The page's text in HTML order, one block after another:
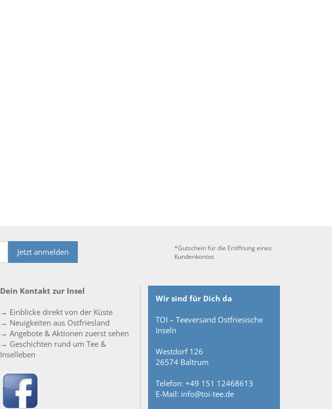
Jetzt anmelden
*Gutschein für die Eröffnung eines
Kundenkontos
Dein Kontakt zur Insel
→ Einblicke direkt von der Küste
→ Neuigkeiten aus Ostfriesland
→ Angebote & Aktionen zuerst sehen
→ Geschichten rund um Tee &
Inselleben
Wir sind für Dich da
TOI – Teeversand Ostfriesische
Inseln
Westdorf 126
26574 Baltrum
Telefon: +49 151 12468613
E-Mail: info@toi-tee.de